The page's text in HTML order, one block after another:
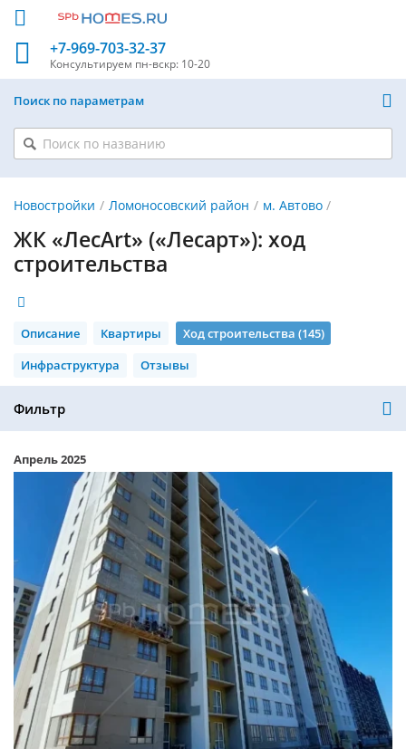
+7-969-703-32-37
Консультируем пн-вскр: 10-20
Поиск по параметрам
Новостройки Ломоносовский район м. Автово
ЖК «ЛесArt» («Лесарт»): ход
строительства
Описание Квартиры
Ход строительства (145)
Инфраструктура
Отзывы
Фильтр
Апрель 2025